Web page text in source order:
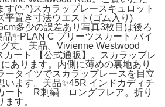
す(^-^)スカラップレースキュロット
平置き寸法ウエスト(ゴム入り)
多少の誤差あり写真3枚目は後ろ
✨PLAN C プリーツスカート バイ
丈。美品。Vivienne Westwood
カート 【公式通販】。スカラップレ
あります。内側に薄めの裏地あり
ータイツでスカラップレースを目立
います。美品✨45R インドカディチ
ート R刺繍 ロングフレア。折り
す。